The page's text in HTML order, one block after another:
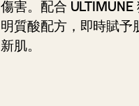
傷害。配合
明質酸配方，即時賦予
新肌。